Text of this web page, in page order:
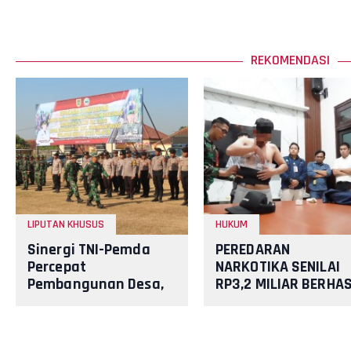
REKOMENDASI
LIPUTAN KHUSUS
Sinergi TNI-Pemda
Percepat
Pembangunan Desa,
HUKUM
PEREDARAN
NARKOTIKA SENILAI
RP3,2 MILIAR